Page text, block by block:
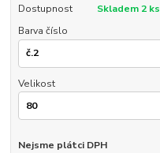
Dostupnost
Skladem 2 ks
Barva číslo
Velikost
Nejsme plátci DPH